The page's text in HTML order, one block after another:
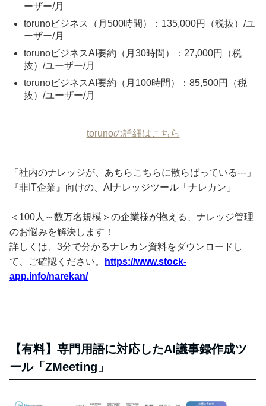
ーザー/月
torunoビジネス（月500時間）：135,000円（税抜）/ユ
ーザー/月
torunoビジネスAI要約（月30時間）：27,000円（税
抜）/ユーザー/月
torunoビジネスAI要約（月100時間）：85,500円（税
抜）/ユーザー/月
torunoの詳細はこちら
「社内のナレッジが、あちらこちらに散らばっている---」
『非IT企業』向けの、AIナレッジツール「ナレカン」
＜100人～数万名規模＞の企業様が抱える、ナレッジ管理
のお悩みを解決します！
詳しくは、3分で分かるナレカン資料をダウンロードし
て、ご確認ください。
https://www.stock-
app.info/narekan/
【有料】専門用語に対応したAI議事録作成ツ
ール「ZMeeting」